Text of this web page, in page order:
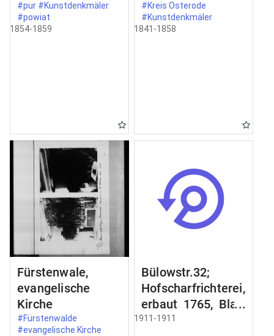
#pur #Kunstdenkmäler
#powiat
1854-1859
#Kreis Osterode
#Kunstdenkmäler
1841-1858
Fürstenwale,
evangelische
Kirche
#Fürstenwalde
#evangelische Kirche
Bülowstr.32;
Hofscharfrichterei,
erbaut 1765, Blatt
2;
1911-1911